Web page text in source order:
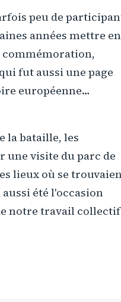
peu de
années mettre en
commémoration,
fut aussi une page
européenne…
la bataille, les
une visite du parc de
lieux où se
été l'occasion
notre travail